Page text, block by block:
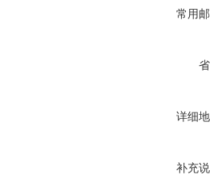
常用
详细
补充